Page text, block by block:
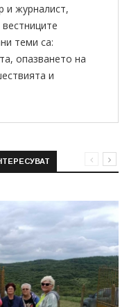
и журналист,
теми са:
опазването на
и